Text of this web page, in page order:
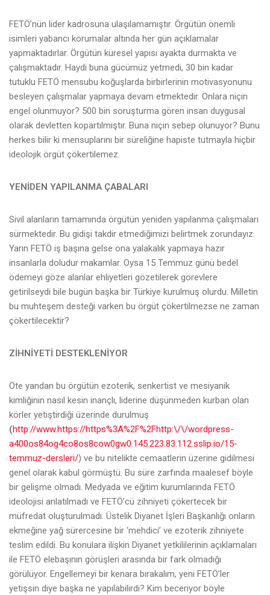
FETÖ’nün lider kadrosuna ulaşılamamıştır. Örgütün önemli
isimleri yabancı korumalar altında her gün açıklamalar
yapmaktadırlar. Örgütün küresel yapısı ayakta durmakta ve
çalışmaktadır. Haydi buna gücümüz yetmedi, 30 bin kadar
tutuklu FETÖ mensubu koğuşlarda birbirlerinin motivasyonunu
besleyen çalışmalar yapmaya devam etmektedir. Onlara niçin
engel olunmuyor? 500 bin soruşturma gören insan duygusal
olarak devletten kopartılmıştır. Buna niçin sebep olunuyor? Bunu
herkes bilir ki mensuplarını bir süreliğine hapiste tutmayla hiçbir
ideolojik örgüt çökertilemez.
YENİDEN YAPILANMA ÇABALARI
Sivil alanların tamamında örgütün yeniden yapılanma çalışmaları
sürmektedir. Bu gidişi takdir etmediğimizi belirtmek zorundayız.
Yarın FETÖ iş başına gelse ona yalakalık yapmaya hazır
insanlarla doludur makamlar. Oysa 15 Temmuz günü bedel
ödemeyi göze alanlar ehliyetleri gözetilerek görevlere
getirilseydi bile bugün başka bir Türkiye kurulmuş olurdu. Milletin
bu muhteşem desteği varken bu örgüt çökertilmezse ne zaman
çökertilecektir?
ZİHNİYETİ DESTEKLENİYOR
Öte yandan bu örgütün ezoterik, senkertist ve mesiyanik
kimliğinin nasıl kesin inançlı, liderine düşünmeden kurban olan
körler yetiştirdiği üzerinde durulmuş
(http://www.https://https%3A%2F%2Fhttp:\/\/wordpress-
a400os84og4co8os8cow0gw0.145.223.83.112.sslip.io/15-
temmuz-dersleri/) ve bu nitelikte cemaatlerin üzerine gidilmesi
genel olarak kabul görmüştü. Bu süre zarfında maalesef böyle
bir gelişme olmadı. Medyada ve eğitim kurumlarında FETÖ
ideolojisi anlatılmadı ve FETÖ’cü zihniyeti çökertecek bir
müfredat oluşturulmadı. Üstelik Diyanet İşleri Başkanlığı onların
ekmeğine yağ sürercesine bir ‘mehdici’ ve ezoterik zihniyete
teslim edildi. Bu konulara ilişkin Diyanet yetkililerinin açıklamaları
ile FETÖ elebaşının görüşleri arasında bir fark olmadığı
görülüyor. Engellemeyi bir kenara bırakalım, yeni FETÖ’ler
yetişsin diye başka ne yapılabilirdi? Kim beceriyor böyle